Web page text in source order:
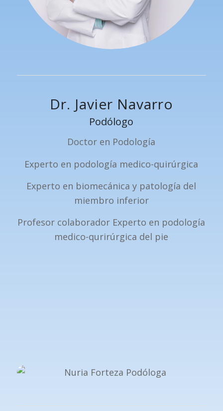
Dr. Javier Navarro
Podólogo
Doctor en Podología
Experto en podología medico-quirúrgica
Experto en biomecánica y patología del
miembro inferior
Profesor colaborador Experto en podología
medico-qurirúrgica del pie